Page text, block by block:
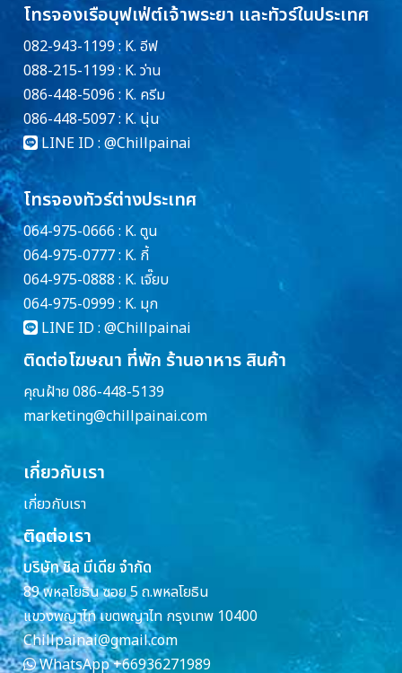
โทรจองเรือบุฟเฟ่ต์เจ้าพระยา และทัวร์ในประเทศ
082-943-1199 : K. อีฟ
088-215-1199 : K. ว่าน
086-448-5096 : K. ครีม
086-448-5097 : K. นุ่น
LINE ID : @Chillpainai
โทรจองทัวร์ต่างประเทศ
064-975-0666 : K. ตูน
064-975-0777 : K. กี้
064-975-0888 : K. เจี๊ยบ
064-975-0999 : K. มุก
LINE ID : @Chillpainai
ติดต่อโฆษณา ที่พัก ร้านอาหาร สินค้า
คุณฝ้าย 086-448-5139
marketing@chillpainai.com
เกี่ยวกับเรา
เกี่ยวกับเรา
ติดต่อเรา
บริษัท ชิล มีเดีย จำกัด
89 พหลโยธิน ซอย 5 ถ.พหลโยธิน
แขวงพญาไท เขตพญาไท กรุงเทพ 10400
Chillpainai@gmail.com
WhatsApp+66936271989